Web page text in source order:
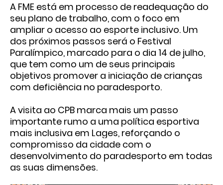
A FME está em processo de readequação do
seu plano de trabalho, com o foco em
ampliar o acesso ao esporte inclusivo. Um
dos próximos passos será o Festival
Paralímpico, marcado para o dia 14 de julho,
que tem como um de seus principais
objetivos promover a iniciação de crianças
com deficiência no paradesporto.
A visita ao CPB marca mais um passo
importante rumo a uma política esportiva
mais inclusiva em Lages, reforçando o
compromisso da cidade com o
desenvolvimento do paradesporto em todas
as suas dimensões.